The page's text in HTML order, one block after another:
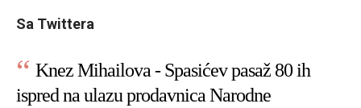
Sa Twittera
Knez Mihailova - Spasićev pasaž 80 ih
ispred na ulazu prodavnica Narodne